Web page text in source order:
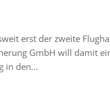
erst der zweite
GmbH will damit
in den...